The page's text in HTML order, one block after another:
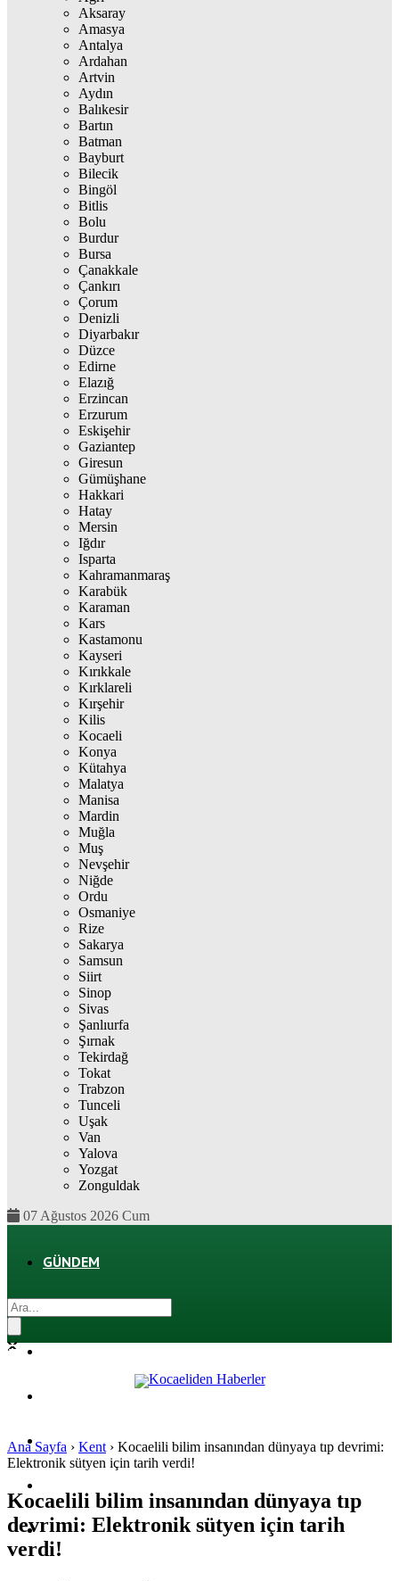
Aksaray
Amasya
Antalya
Ardahan
Artvin
Aydın
Balıkesir
Bartın
Batman
Bayburt
Bilecik
Bingöl
Bitlis
Bolu
Burdur
Bursa
Çanakkale
Çankırı
Çorum
Denizli
Diyarbakır
Düzce
Edirne
Elazığ
Erzincan
Erzurum
Eskişehir
Gaziantep
Giresun
Gümüşhane
Hakkari
Hatay
Mersin
Iğdır
Isparta
Kahramanmaraş
Karabük
Karaman
Kars
Kastamonu
Kayseri
Kırıkkale
Kırklareli
Kırşehir
Kilis
Kocaeli
Konya
Kütahya
Malatya
Manisa
Mardin
Muğla
Muş
Nevşehir
Niğde
Ordu
Osmaniye
Rize
Sakarya
Samsun
Siirt
Sinop
Sivas
Şanlıurfa
Şırnak
Tekirdağ
Tokat
Trabzon
Tunceli
Uşak
Van
Yalova
Yozgat
Zonguldak
07 Ağustos 2026 Cum
GÜNDEM
SPOR
SAĞLIK
Ana Sayfa › Kent › Kocaelili bilim insanından dünyaya tıp devrimi:
Elektronik sütyen için tarih verdi!
Kocaelili bilim insanından dünyaya tıp
devrimi: Elektronik sütyen için tarih
verdi!